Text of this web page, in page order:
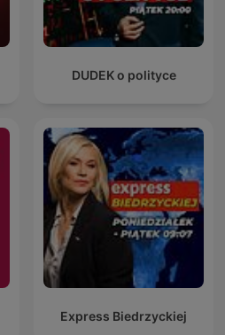
DUDEK o polityce
Express Biedrzyckiej